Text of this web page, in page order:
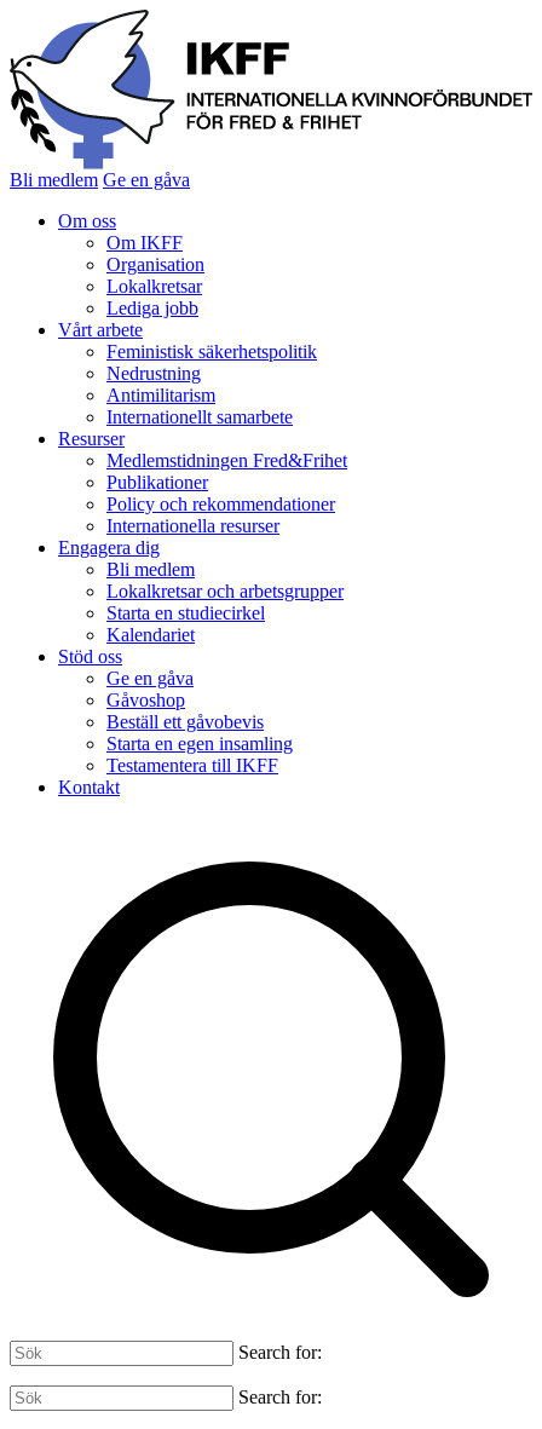
Bli medlem Ge en gåva
Om oss
Om IKFF
Organisation
Lokalkretsar
Lediga jobb
Vårt arbete
Feministisk säkerhetspolitik
Nedrustning
Antimilitarism
Internationellt samarbete
Resurser
Medlemstidningen Fred&Frihet
Publikationer
Policy och rekommendationer
Internationella resurser
Engagera dig
Bli medlem
Lokalkretsar och arbetsgrupper
Starta en studiecirkel
Kalendariet
Stöd oss
Ge en gåva
Gåvoshop
Beställ ett gåvobevis
Starta en egen insamling
Testamentera till IKFF
Kontakt
Search for:
Search for: